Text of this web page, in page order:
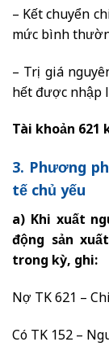
– Kết chuyển
mức bình
– Trị giá
hết được nhập
Tài khoản 621
3. Phương
tế chủ yếu
a) Khi xuất
động sản
trong kỳ, ghi:
Nợ TK 621 –
Có TK 152 –